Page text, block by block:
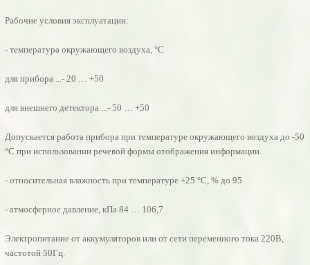
Рабочие условия эксплуатации:
- температура окружающего воздуха, °С
для прибора ...- 20 … +50
для внешнего детектора ...- 50 … +50
Допускается работа прибора при температуре окружающего воздуха до -50
°С при использовании речевой формы отображения информации.
- относительная влажность при температуре +25 °С, % до 95
- атмосферное давление, кПа 84 … 106,7
Электропитание от аккумуляторов или от сети переменного тока 220В,
частотой 50Гц.